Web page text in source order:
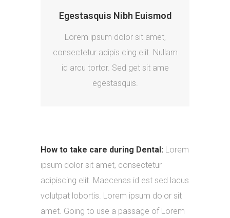
Egestasquis Nibh Euismod
Lorem ipsum dolor sit amet,
consectetur adipis cing elit. Nullam
id arcu tortor. Sed get sit ame
egestasquis.
How to take care during Dental: Lorem
ipsum dolor sit amet, consectetur
adipiscing elit. Maecenas id est sed lacus
volutpat lobortis. Lorem ipsum dolor sit
amet. Going to use a passage of Lorem